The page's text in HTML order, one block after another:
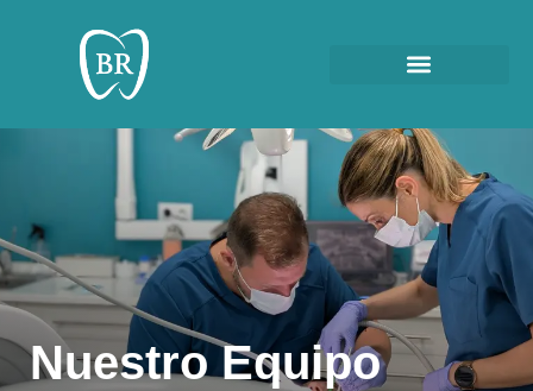
Nuestro Equipo